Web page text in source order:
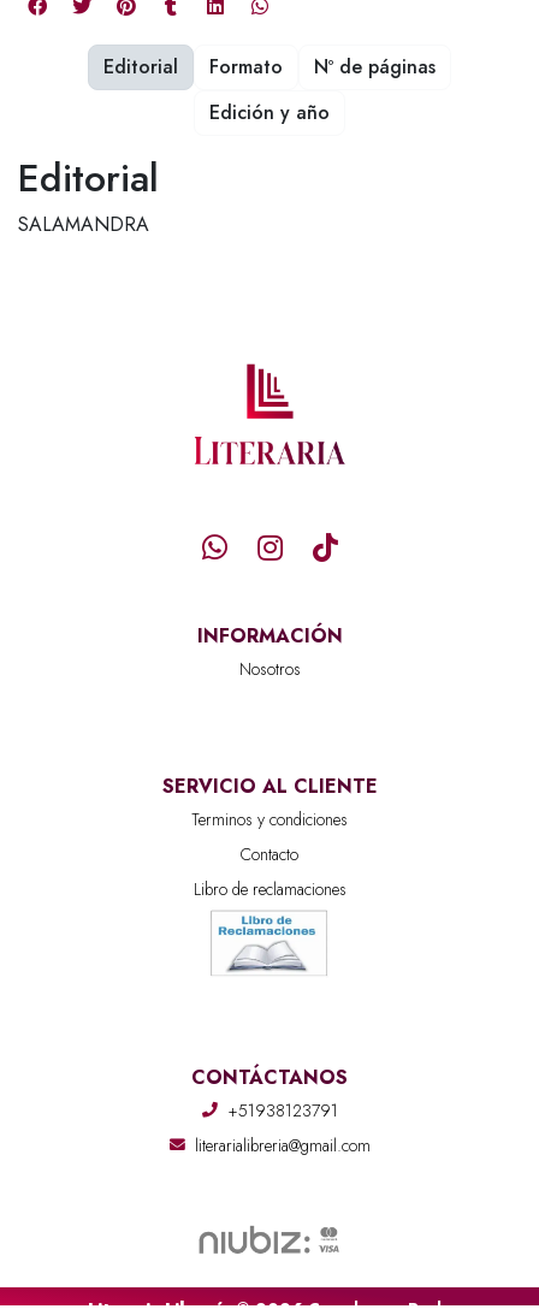
Editorial
SALAMANDRA
Editorial Formato
Nº de páginas
Edición y año
INFORMACIÓN
Nosotros
SERVICIO AL CLIENTE
Terminos y condiciones
Contacto
Libro de reclamaciones
CONTÁCTANOS
+51938123791
literarialibreria@gmail.com